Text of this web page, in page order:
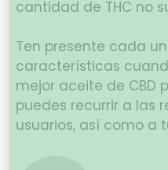
cantidad de THC no
Ten presente cada
características
mejor aceite de CBD
puedes recurrir a las
usuarios, así como a